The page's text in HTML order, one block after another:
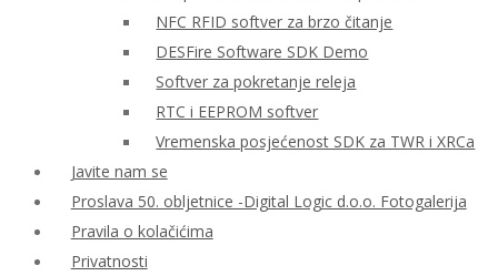
NFC RFID softver za brzo čitanje
DESFire Software SDK Demo
Softver za pokretanje releja
RTC i EEPROM softver
Vremenska posjećenost SDK za TWR i XRCa
Javite nam se
Proslava 50. obljetnice -Digital Logic d.o.o. Fotogalerija
Pravila o kolačićima
Privatnosti